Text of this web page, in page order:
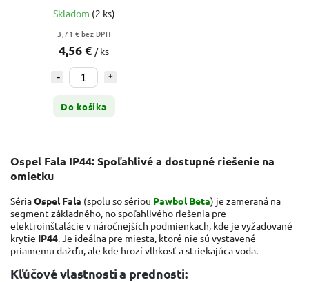
Skladom (2 ks)
3,71 € bez DPH
4,56 € / ks
Do košíka
Ospel Fala IP44: Spoľahlivé a dostupné riešenie na
omietku
SériaOspel Fala (spolu so sériou Pawbol Beta) je zameraná na
segment základného, no spoľahlivého riešenia pre
elektroinštalácie v náročnejších podmienkach, kde je vyžadované
krytie IP44. Je ideálna pre miesta, ktoré nie sú vystavené
priamemu dažďu, ale kde hrozí vlhkosť a striekajúca voda.
Kľúčové vlastnosti a prednosti: